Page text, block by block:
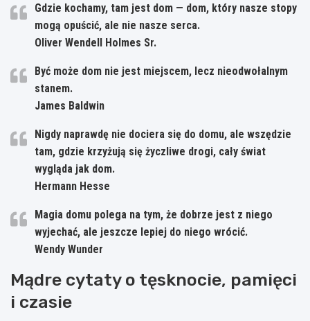
Gdzie kochamy, tam jest dom — dom, który nasze stopy
mogą opuścić, ale nie nasze serca.
Oliver Wendell Holmes Sr.
Być może dom nie jest miejscem, lecz nieodwołalnym
stanem.
James Baldwin
Nigdy naprawdę nie dociera się do domu, ale wszędzie
tam, gdzie krzyżują się życzliwe drogi, cały świat
wygląda jak dom.
Hermann Hesse
Magia domu polega na tym, że dobrze jest z niego
wyjechać, ale jeszcze lepiej do niego wrócić.
Wendy Wunder
Mądre cytaty o tęsknocie, pamięci
i czasie